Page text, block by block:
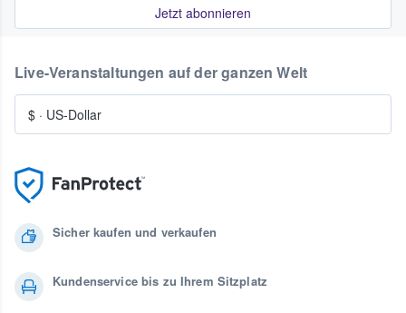
Jetzt abonnieren
Sicher kaufen und verkaufen
Kundenservice bis zu Ihrem Sitzplatz
Live-Veranstaltungen auf der ganzen Welt
$ · US-Dollar